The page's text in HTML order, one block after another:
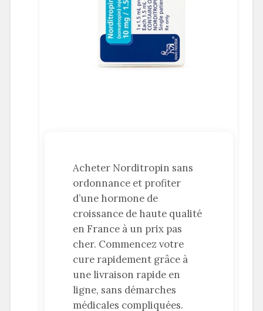
Acheter Norditropin sans
ordonnance et profiter
d’une hormone de
croissance de haute qualité
en France à un prix pas
cher. Commencez votre
cure rapidement grâce à
une livraison rapide en
ligne, sans démarches
médicales compliquées.